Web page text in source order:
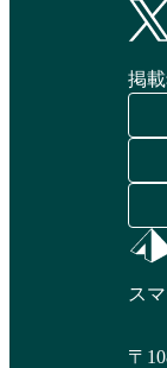
資料請求リス
掲
ス
〒